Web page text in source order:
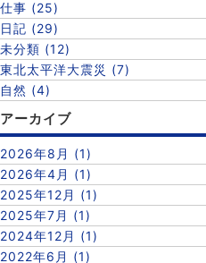
仕事 (25)
日記 (29)
未分類 (12)
東北太平洋大震災 (7)
自然 (4)
アーカイブ
2026年8月 (1)
2026年4月 (1)
2025年12月 (1)
2025年7月 (1)
2024年12月 (1)
2022年6月 (1)